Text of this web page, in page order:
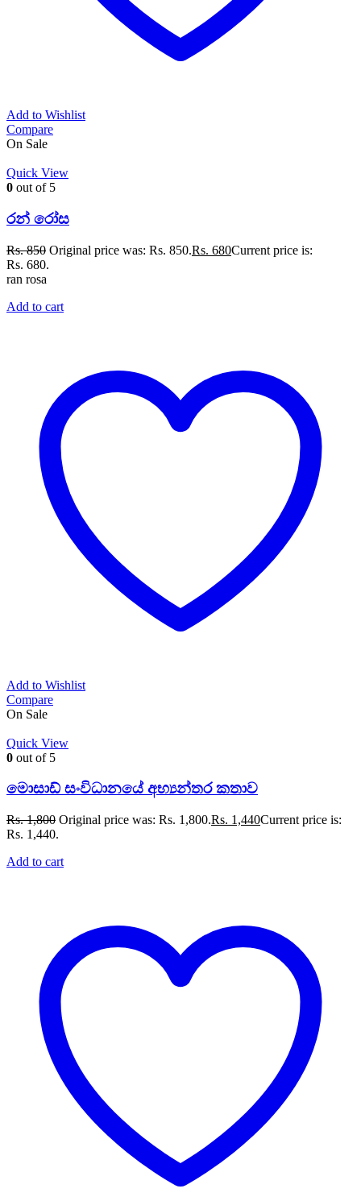
Add to Wishlist
Compare
On Sale
Quick View
0 out of 5
රන් රෝස
Rs.850 Original price was: Rs. 850.Rs. 680Current price is:
Rs. 680.
ran rosa
Add to cart
Add to Wishlist
Compare
On Sale
Quick View
0 out of 5
මොසාඩ් සංවිධානයේ අභ්‍යන්තර කතාව
Rs.1,800 Original price was: Rs. 1,800.Rs. 1,440Current price is:
Rs. 1,440.
Add to cart